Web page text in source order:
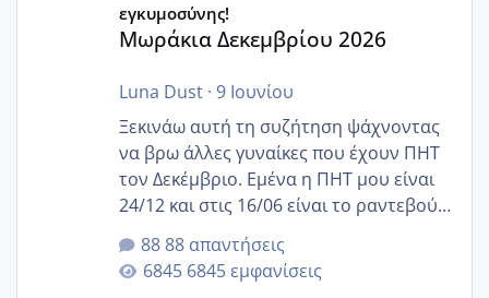
εγκυμοσύνης!
Μωράκια Δεκεμβρίου 2026
Luna Dust· 9 Ιουνίου
Ξεκινάω αυτή τη συζήτηση ψάχνοντας
να βρω άλλες γυναίκες που έχουν ΠΗΤ
τον Δεκέμβριο. Εμένα η ΠΗΤ μου είναι
24/12 και στις 16/06 είναι το ραντεβού
της αυχενικής διαφάνειας. Έχω αρκετό
άγχος και οι μέρες δεν φαίνεται να
περνάνε με τίποτα.
88 απαντήσεις
6845 εμφανίσεις